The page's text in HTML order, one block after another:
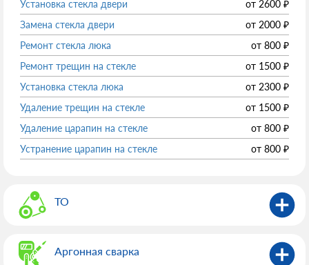
Установка стекла двери
от 2600 ₽
Замена стекла двери
от 2000 ₽
Ремонт стекла люка
от 800 ₽
Ремонт трещин на стекле
от 1500 ₽
Установка стекла люка
от 2300 ₽
Удаление трещин на стекле
от 1500 ₽
Удаление царапин на стекле
от 800 ₽
Устранение царапин на стекле
от 800 ₽
ТО
Аргонная сварка